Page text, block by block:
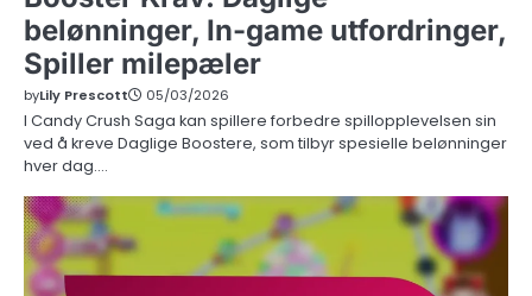
belønninger, In-game utfordringer,
Spiller milepæler
byLily Prescott 05/03/2026
I Candy Crush Saga kan spillere forbedre spillopplevelsen sin
ved å kreve Daglige Boostere, som tilbyr spesielle belønninger
hver dag.…